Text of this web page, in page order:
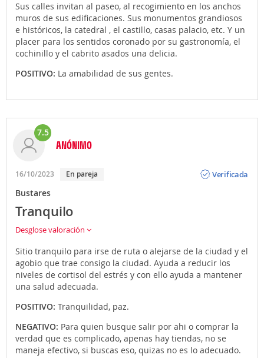
Sus calles invitan al paseo, al recogimiento en los anchos
muros de sus edificaciones. Sus monumentos grandiosos
e históricos, la catedral , el castillo, casas palacio, etc. Y un
placer para los sentidos coronado por su gastronomía, el
cochinillo y el cabrito asados una delicia.
POSITIVO: La amabilidad de sus gentes.
7.5
ANÓNIMO
16/10/2023 En pareja
Verificada
Bustares
Tranquilo
Desglose valoración
Sitio tranquilo para irse de ruta o alejarse de la ciudad y el
agobio que trae consigo la ciudad. Ayuda a reducir los
niveles de cortisol del estrés y con ello ayuda a mantener
una salud adecuada.
POSITIVO: Tranquilidad, paz.
NEGATIVO: Para quien busque salir por ahi o comprar la
verdad que es complicado, apenas hay tiendas, no se
maneja efectivo, si buscas eso, quizas no es lo adecuado.